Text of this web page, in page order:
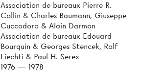
Association de bureaux Pierre R.
Collin & Charles Baumann, Giuseppe
Cuccodoro & Alain Darmon
Association de bureaux Edouard
Bourquin & Georges Stencek, Rolf
Liechti & Paul H. Serex
1976 — 1978